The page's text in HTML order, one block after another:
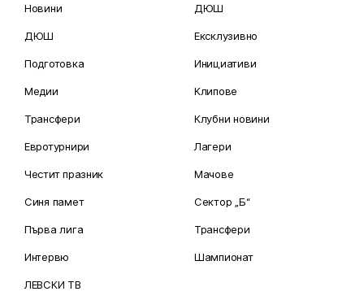
Новини
ДЮШ
Подготовка
Медии
Трансфери
Евротурнири
Честит празник
Синя памет
Първа лига
Интервю
ЛЕВСКИ ТВ
ДЮШ
Ексклузивно
Инициативи
Клипове
Клубни новини
Лагери
Мачове
Сектор „Б“
Трансфери
Шампионат